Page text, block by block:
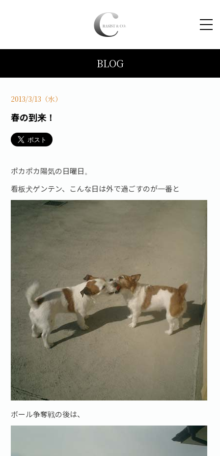
コンセプト
ブログ
会社案内
お問い合わせ·資料請求
BLOG
2013/3/13（水）
春の到来！
ポカポカ陽気の日曜日。
看板犬ゲンテン、こんな日は外で過ごすのが一番と
ボール争奪戦の後は、